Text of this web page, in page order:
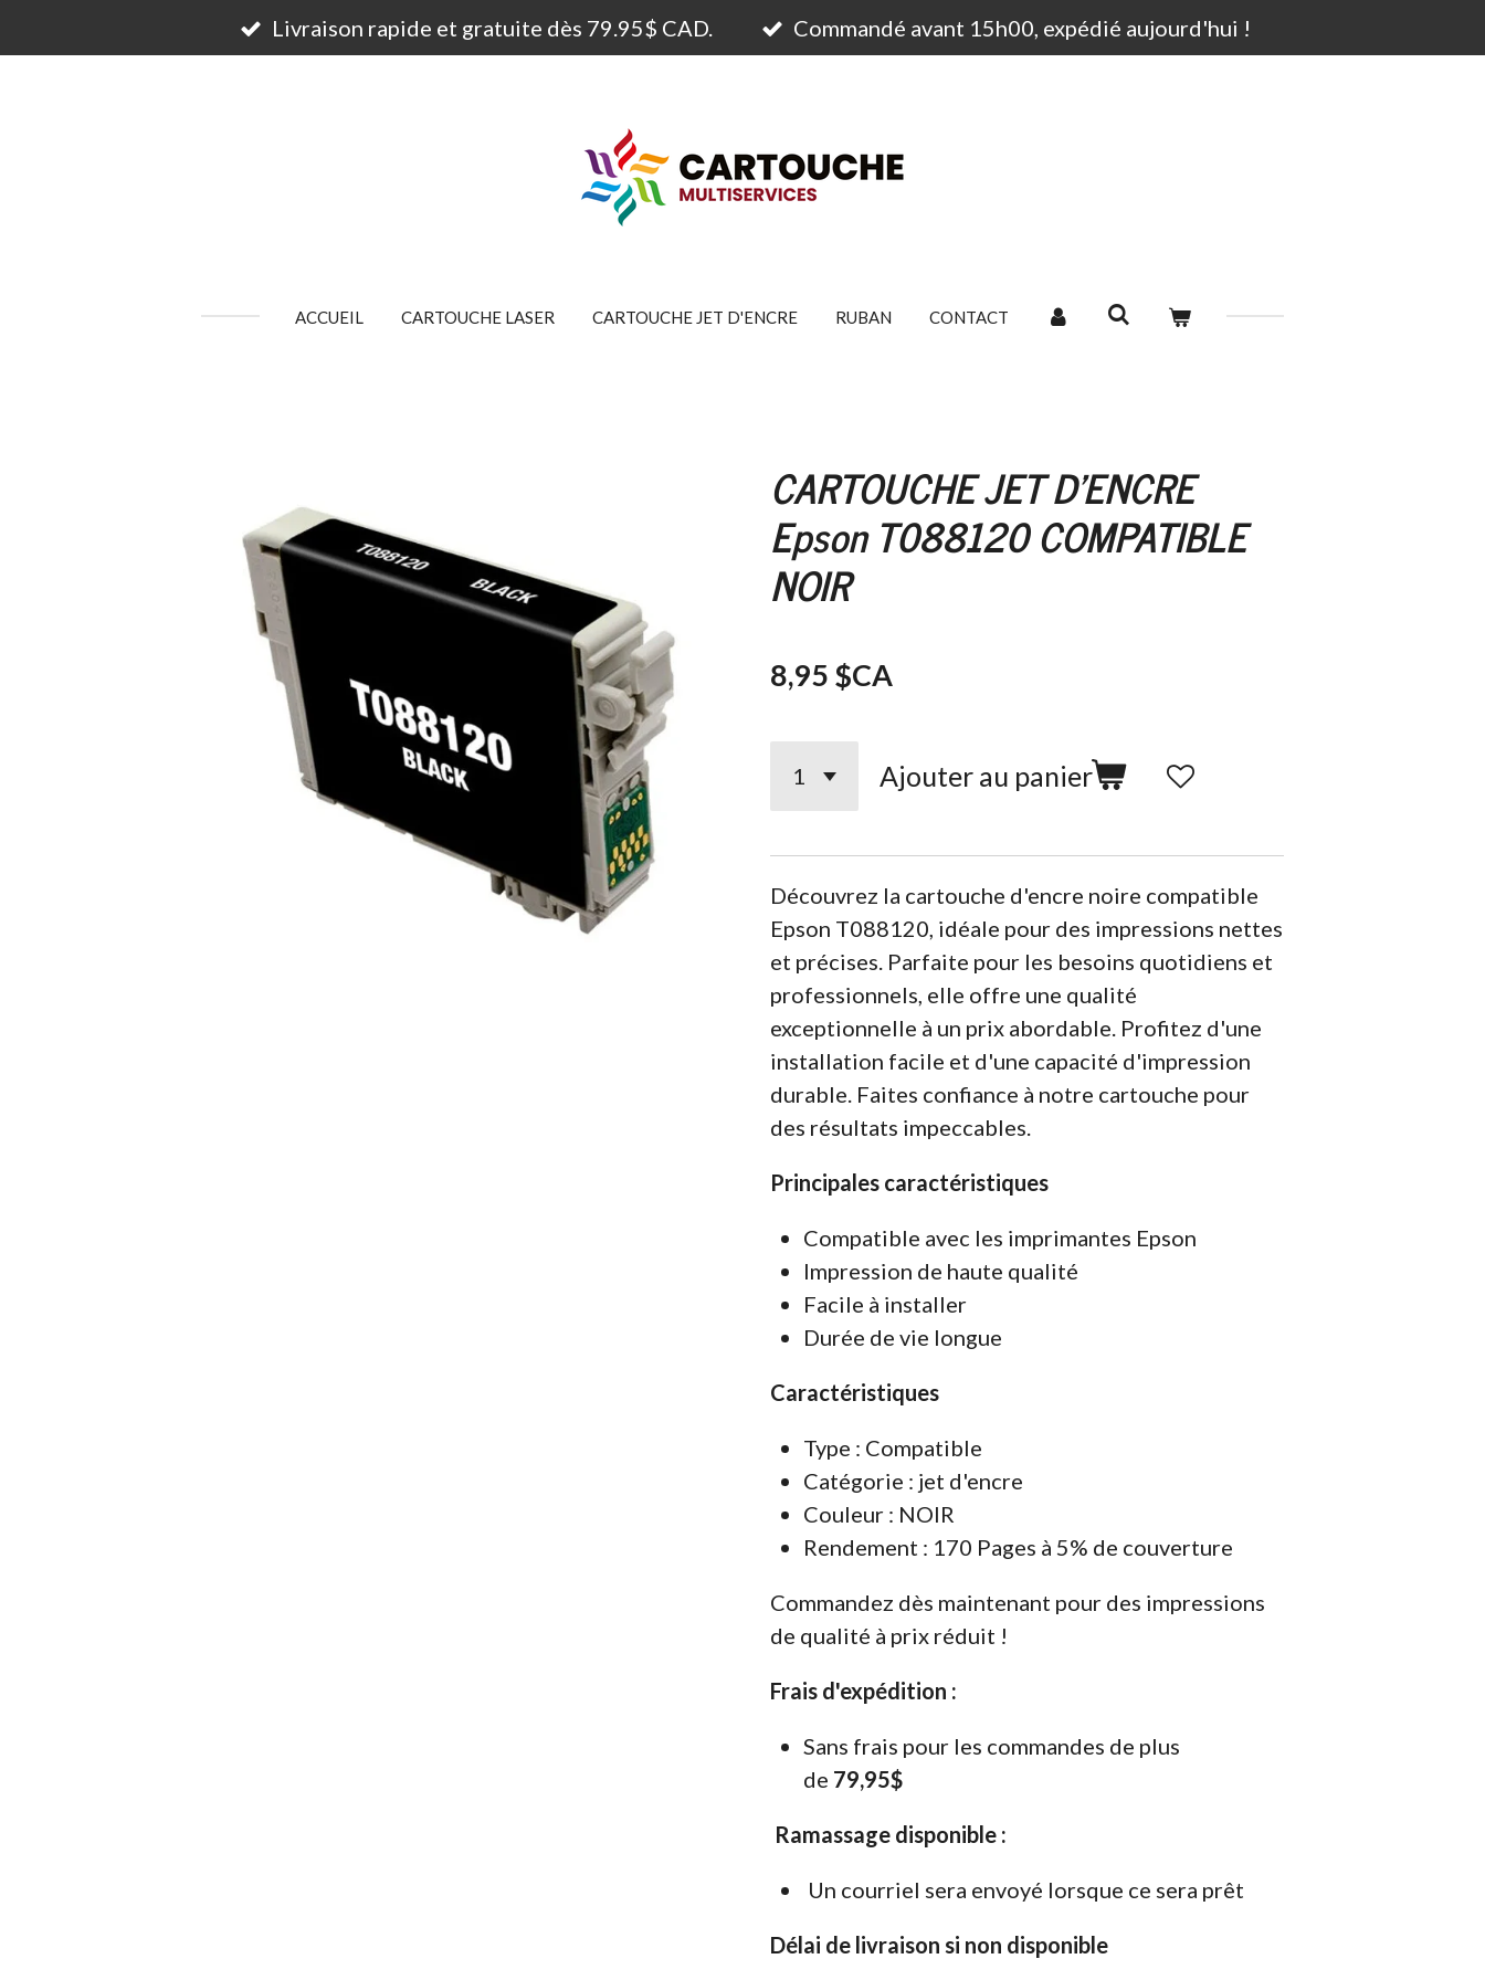
au
Livraison rapide et gratuite dès 79.95$ CAD. Commandé avant 15h00, expédié aujourd'hui !
ACCUEIL CARTOUCHE LASER CARTOUCHE JET D'ENCRE RUBAN CONTACT
CARTOUCHE JET D'ENCRE
Epson T088120 COMPATIBLE
NOIR
8,95 $CA
Ajouter au panier
Découvrez la cartouche d'encre noire compatible
Epson T088120, idéale pour des impressions nettes
et précises. Parfaite pour les besoins quotidiens et
professionnels, elle offre une qualité
exceptionnelle à un prix abordable. Profitez d'une
installation facile et d'une capacité d'impression
durable. Faites confiance à notre cartouche pour
des résultats impeccables.
Principales caractéristiques
Compatible avec les imprimantes Epson
Impression de haute qualité
Facile à installer
Durée de vie longue
Caractéristiques
Type : Compatible
Catégorie : jet d'encre
Couleur : NOIR
Rendement : 170 Pages à 5% de couverture
Commandez dès maintenant pour des impressions
de qualité à prix réduit !
Frais d'expédition :
Sans frais pour les commandes de plus
de 79,95$
Ramassage disponible :
Un courriel sera envoyé lorsque ce sera prêt
Délai de livraison si non disponible